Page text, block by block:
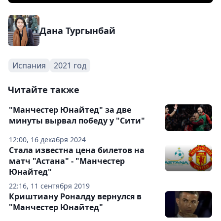
Дана Тургынбай
Испания 2021 год
Читайте также
12:00, 16 декабря 2024
"Манчестер Юнайтед" за две
минуты вырвал победу у "Сити"
22:16, 11 сентября 2019
Стала известна цена билетов на
матч "Астана" - "Манчестер
Юнайтед"
Криштиану Роналду вернулся в
"Манчестер Юнайтед"